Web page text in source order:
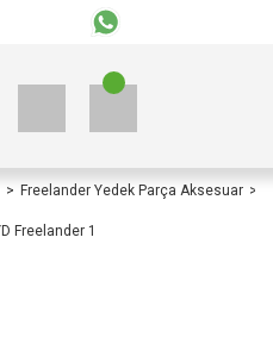
Freelander Yedek Parça Aksesuar